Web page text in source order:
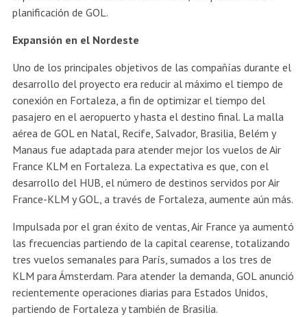
planificación de GOL.
Expansión en el Nordeste
Uno de los principales objetivos de las compañías durante el
desarrollo del proyecto era reducir al máximo el tiempo de
conexión en Fortaleza, a fin de optimizar el tiempo del
pasajero en el aeropuerto y hasta el destino final. La malla
aérea de GOL en Natal, Recife, Salvador, Brasilia, Belém y
Manaus fue adaptada para atender mejor los vuelos de Air
France KLM en Fortaleza. La expectativa es que, con el
desarrollo del HUB, el número de destinos servidos por Air
France-KLM y GOL, a través de Fortaleza, aumente aún más.
Impulsada por el gran éxito de ventas, Air France ya aumentó
las frecuencias partiendo de la capital cearense, totalizando
tres vuelos semanales para París, sumados a los tres de
KLM para Ámsterdam. Para atender la demanda, GOL anunció
recientemente operaciones diarias para Estados Unidos,
partiendo de Fortaleza y también de Brasilia.